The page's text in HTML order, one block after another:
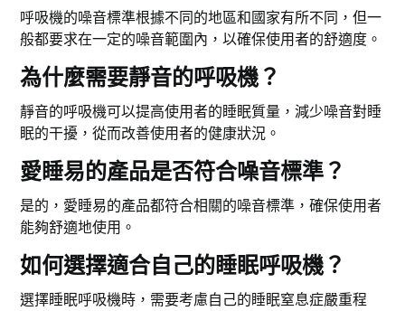
呼吸機的噪音標準根據不同的地區和國家有所不同，但一
般都要求在一定的噪音範圍內，以確保使用者的舒適度。
為什麼需要靜音的呼吸機？
靜音的呼吸機可以提高使用者的睡眠質量，減少噪音對睡
眠的干擾，從而改善使用者的健康狀況。
愛睡易的產品是否符合噪音標準？
是的，愛睡易的產品都符合相關的噪音標準，確保使用者
能夠舒適地使用。
如何選擇適合自己的睡眠呼吸機？
選擇睡眠呼吸機時，需要考慮自己的睡眠窒息症嚴重程